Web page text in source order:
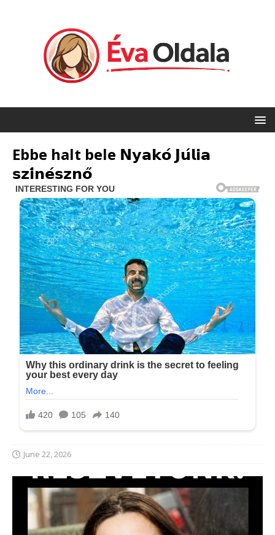
Ebbe halt bele 𝗡𝘆𝗮𝗸𝗼́ 𝗝𝘂́𝗹𝗶𝗮
𝘀𝘇𝗶́𝗻𝗲́𝘀𝘇𝗻𝗼̋
June 22, 2026